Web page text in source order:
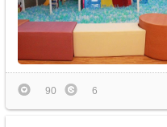
90 6